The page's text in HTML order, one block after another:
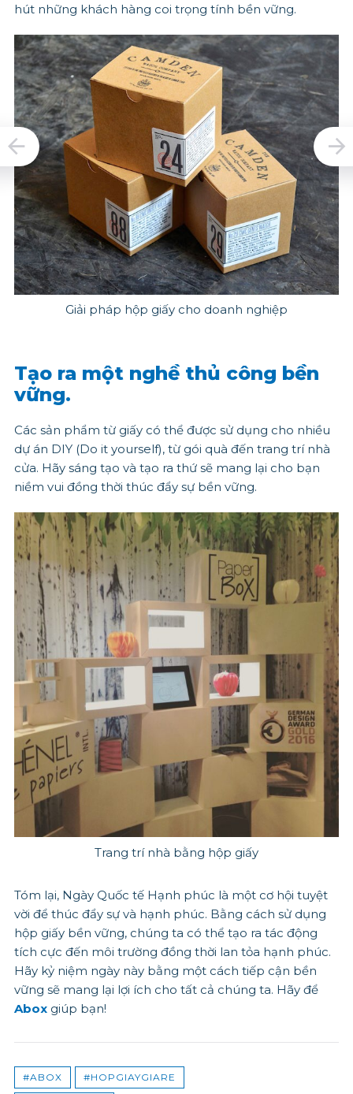
hút những khách hàng coi trọng tính bền vững.
Giải pháp hộp giấy cho doanh nghiệp
Tạo ra một nghề thủ công bền
vững.
Các sản phẩm từ giấy có thể được sử dụng cho nhiều
dự án DIY (Do it yourself), từ gói quà đến trang trí nhà
cửa. Hãy sáng tạo và tạo ra thứ sẽ mang lại cho bạn
niềm vui đồng thời thúc đẩy sự bền vững.
Trang trí nhà bằng hộp giấy
Tóm lại, Ngày Quốc tế Hạnh phúc là một cơ hội tuyệt
vời để thúc đẩy sự và hạnh phúc. Bằng cách sử dụng
hộp giấy bền vững, chúng ta có thể tạo ra tác động
tích cực đến môi trường đồng thời lan tỏa hạnh phúc.
Hãy kỷ niệm ngày này bằng một cách tiếp cận bền
vững sẽ mang lại lợi ích cho tất cả chúng ta. Hãy để
Aboxgiúp bạn!
#ABOX #HOPGIAYGIARE